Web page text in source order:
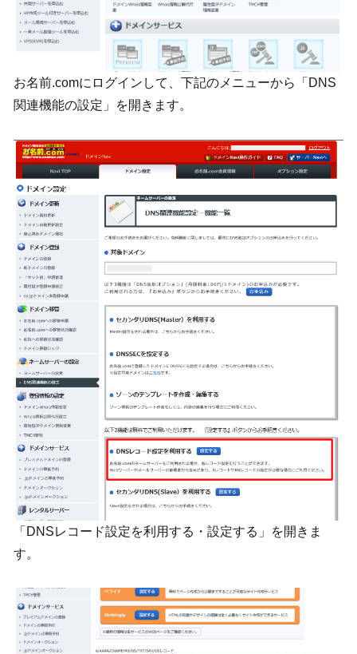
お名前.comにログインして、下記のメニューから「DNS
関連機能の設定」を開きます。
「DNSレコード設定を利用する・設定する」を開きま
す。